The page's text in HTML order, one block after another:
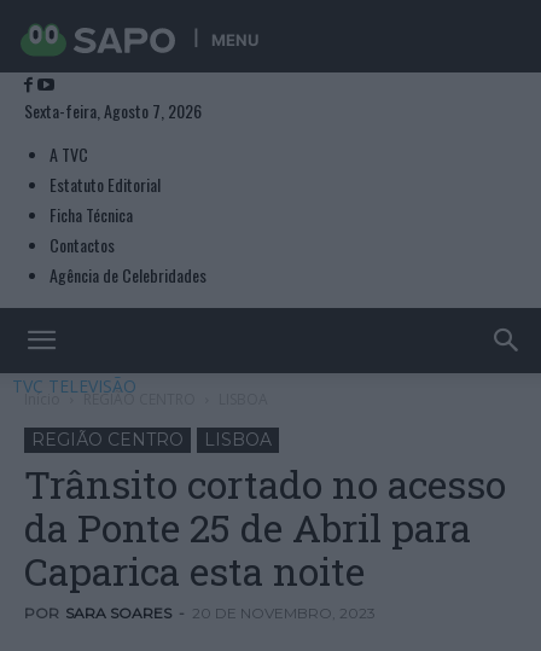
MENU
Sexta-feira, Agosto 7, 2026
A TVC
Estatuto Editorial
Ficha Técnica
Contactos
Agência de Celebridades
TVC TELEVISÃO
Início REGIÃO CENTRO
REGIÃO CENTRO LISBOA
Trânsito cortado no acesso
da Ponte 25 de Abril para
Caparica esta noite
POR SARA SOARES - 20 DE NOVEMBRO, 2023